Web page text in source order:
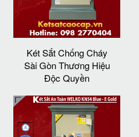
Két Sắt Chống Cháy
Sài Gòn Thương Hiệu
Độc Quyền